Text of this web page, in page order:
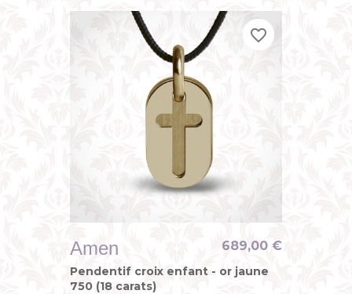
Amen
Pendentif croix enfant - or jaune
750 (18 carats)
689,00 €
favorite_border
favorite_border
favorite_border